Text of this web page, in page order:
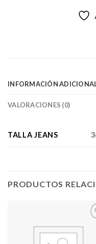
INFORMACIÓN
VALORACIONES (0)
TALLA JEANS
PRODUCTOS